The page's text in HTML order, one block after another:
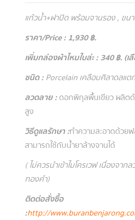
แก้วน้ำ+ฝาปิด พร้อมจานรอง , ขน
ราคา/Price : 1,930 ฿.
เพิ่มกล่องผ้าไหมใบล่ะ : 340 ฿. (เ
ชนิด :Porcelain เคลือบศิลาดลแต
ลวดลาย :ดอกพิกุลพื้นเขียว ผลิ
สูง
วิธีดูแลรักษา :ทำความสะอาดด้วย
สามารถใช้กับน้ำยาล้างจานได้
( ไม่ควรนำเข้าไมโครเวฟ เนื่องจาก
ทองคำ )
ติดต่อสั่งซื้อ
:http://